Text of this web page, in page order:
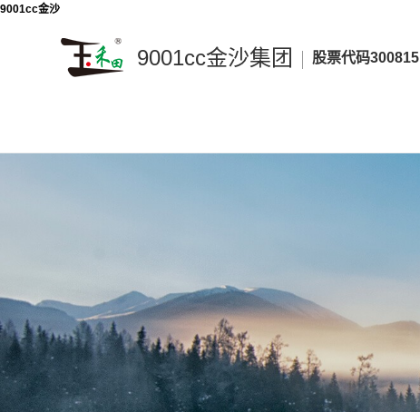
9001cc金沙
9001cc金沙集团
9001cc
沙
股票代码300815